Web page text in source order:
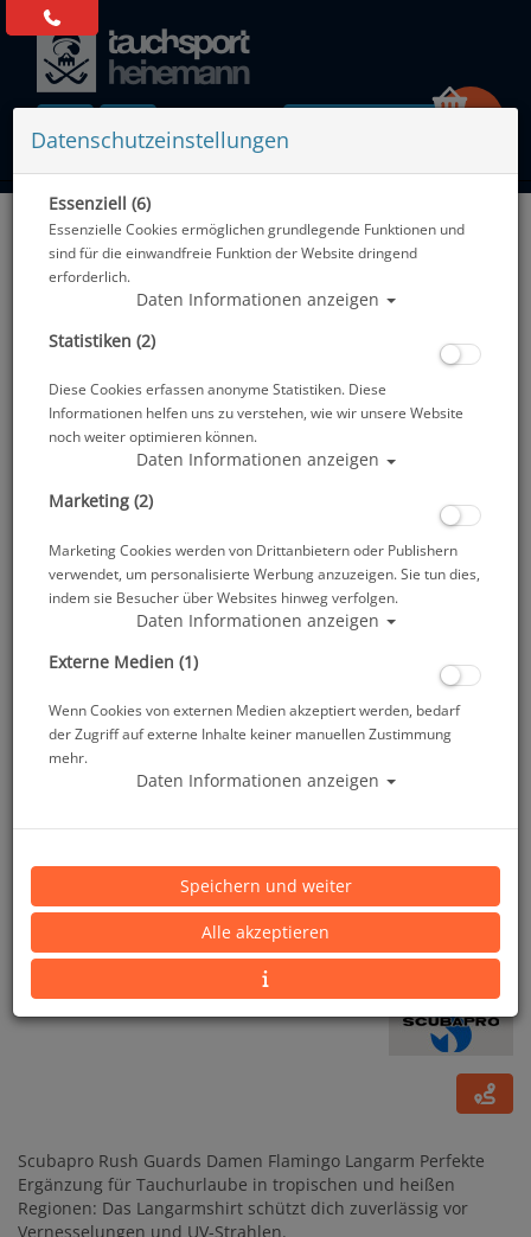
Alle Artikel zeigen aus: UV-Schutz
Scubapro Rash Guard UPF-50 - Damen - Langarm
- Caribbean - Gr. XS
Artikelnr.: scu-65535100
Scubapro Rush Guards Damen Flamingo Langarm Perfekte
Ergänzung für Tauchurlaube in tropischen und heißen
Regionen: Das Langarmshirt schützt dich zuverlässig vor
Vernesselungen und UV-Strahlen.
Datenschutzeinstellungen
Essenziell (6)
Essenzielle Cookies ermöglichen grundlegende Funktionen und
sind für die einwandfreie Funktion der Website dringend
erforderlich.
Daten Informationen anzeigen
Statistiken (2)
Diese Cookies erfassen anonyme Statistiken. Diese
Informationen helfen uns zu verstehen, wie wir unsere Website
noch weiter optimieren können.
Daten Informationen anzeigen
Marketing (2)
Marketing Cookies werden von Drittanbietern oder Publishern
verwendet, um personalisierte Werbung anzuzeigen. Sie tun dies,
indem sie Besucher über Websites hinweg verfolgen.
Daten Informationen anzeigen
Externe Medien (1)
Wenn Cookies von externen Medien akzeptiert werden, bedarf
der Zugriff auf externe Inhalte keiner manuellen Zustimmung
mehr.
Daten Informationen anzeigen
Speichern und weiter
Alle akzeptieren